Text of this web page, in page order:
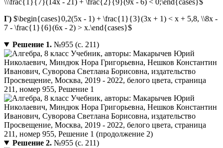
\\\frac{1}{7}(14x - 21) + \frac{2}{9}(9x - 6) < 0;\end{cases}$
Г) $\begin{cases}0,2(5x - 1) + \frac{1}{3}(3x + 1) < x + 5,8, \\8x -
7 - \frac{1}{6}(6x - 2) > x.\end{cases}$
Решение 1.№955 (с. 211)
Решение 2.№955 (с. 211)